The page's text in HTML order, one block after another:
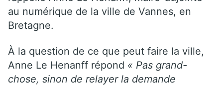
au numérique de la ville de Vannes, en
Bretagne.
À la question de ce que peut faire la ville,
Anne Le Henanff répond « Pas grand-
chose, sinon de relayer la demande